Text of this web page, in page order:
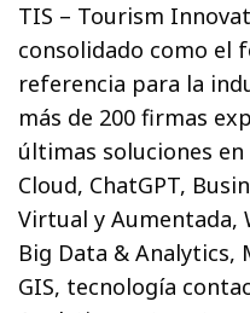
TIS – Tourism
consolidado como el
referencia para la
más de 200 firmas
últimas soluciones
Cloud, ChatGPT,
Virtual y Aumentada,
Big Data &
GIS, tecnología